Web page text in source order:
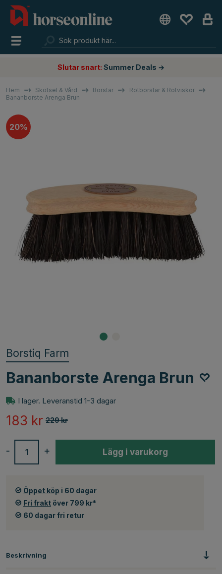
Slutar snart: Summer Deals →
Hem Skötsel & Vård Borstar
Rotborstar & Rotviskor
Bananborste Arenga Brun
20
Borstiq Farm
Bananborste Arenga Brun
I lager. Leveranstid 1-3 dagar
229kr
183 kr
+
- Lägg i varukorg
Öppet köp i 60 dagar
Fri frakt över 799 kr*
60 dagar fri retur
Beskrivning